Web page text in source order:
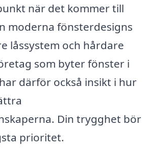
när det kommer till
moderna fönsterdesigns
låssystem och hårdare
som byter fönster i
därför också insikt i hur
Din trygghet bör
prioritet.